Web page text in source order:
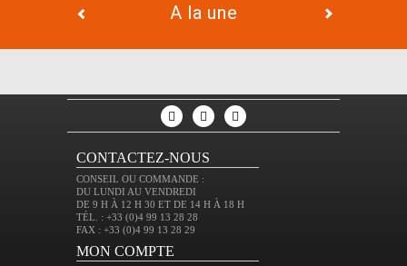
A la une
CONTACTEZ-NOUS
CONSEIL OU COMMANDE :
DU LUNDI AU VENDREDI
DE 9 H À 12 H 30 ET DE 14 H À 18 H
TÉL. : +33 (0)4 99 13 28 28
FAX : +33 (0)4 99 13 28 29
MON COMPTE